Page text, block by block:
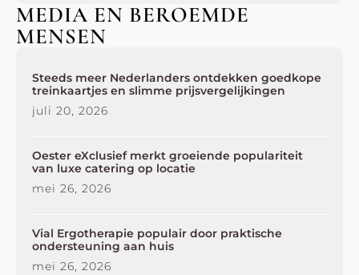
MEDIA EN BEROEMDE
MENSEN
Steeds meer Nederlanders ontdekken goedkope
treinkaartjes en slimme prijsvergelijkingen
juli 20, 2026
Oester eXclusief merkt groeiende populariteit
van luxe catering op locatie
mei 26, 2026
Vial Ergotherapie populair door praktische
ondersteuning aan huis
mei 26, 2026